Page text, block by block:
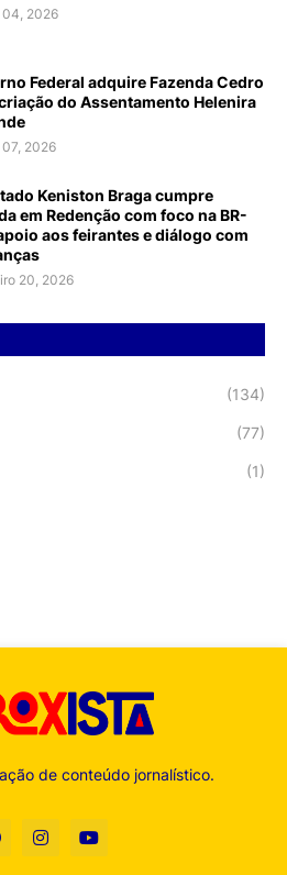
04, 2026
Federal adquire Fazenda Cedro
do Assentamento Helenira
2026
Keniston Braga cumpre
em Redenção com foco na BR-
aos feirantes e diálogo com
20, 2026
(134)
(77)
(1)
de conteúdo jornalístico.